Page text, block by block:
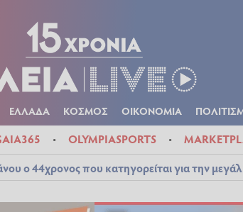
ΕΛΛΑΔΑ ΚΟΣΜΟΣ ΟΙΚΟΝΟΜΙΑ
OLYMPIASPORTS
ο 44χρονος που κατηγορείται για την